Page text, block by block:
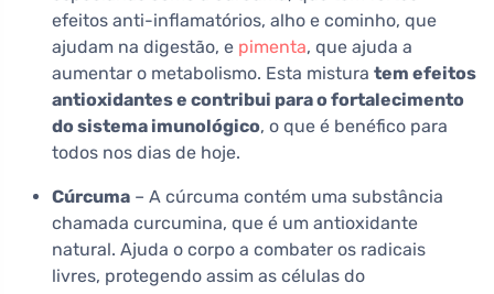
efeitos anti-inflamatórios, alho e cominho, que
ajudam na digestão, e pimenta, que ajuda a
aumentar o metabolismo. Esta mistura tem efeitos
antioxidantes e contribui para o fortalecimento
do sistema imunológico, o que é benéfico para
todos nos dias de hoje.
Cúrcuma – A cúrcuma contém uma substância
chamada curcumina, que é um antioxidante
natural. Ajuda o corpo a combater os radicais
livres, protegendo assim as células do